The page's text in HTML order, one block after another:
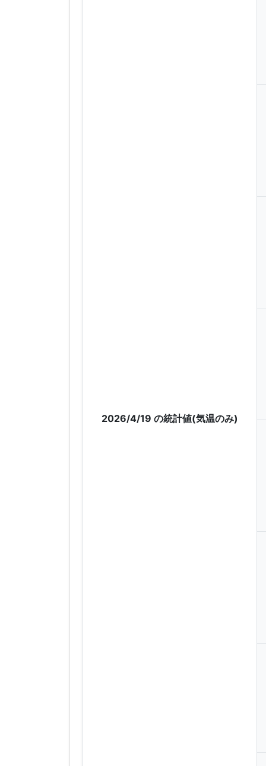
2026/4/19 の統計値(気温のみ)